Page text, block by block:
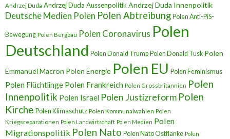
Andrzej Duda Andrzej Duda AussenpolitikAndrzej Duda Innenpolitik
Deutsche Medien Polen Polen Abtreibung Polen Anti-PiS-
Bewegung Polen Bergbau Polen Coronavirus Polen
Deutschland Polen Donald Trump Polen Donald Tusk Polen
Emmanuel Macron Polen Energie Polen EU Polen Feminismus
Polen Flüchtlinge Polen Frankreich Polen Grossbritannien Polen
Innenpolitik Polen Israel Polen Justizreform Polen
Kirche Polen Klimaschutz Polen Kommunalwahlen Polen
Kriegsreparationen Polen Landwirtschaft Polen Medien Polen
Migrationspolitik Polen Nato Polen Nato Ostflanke Polen